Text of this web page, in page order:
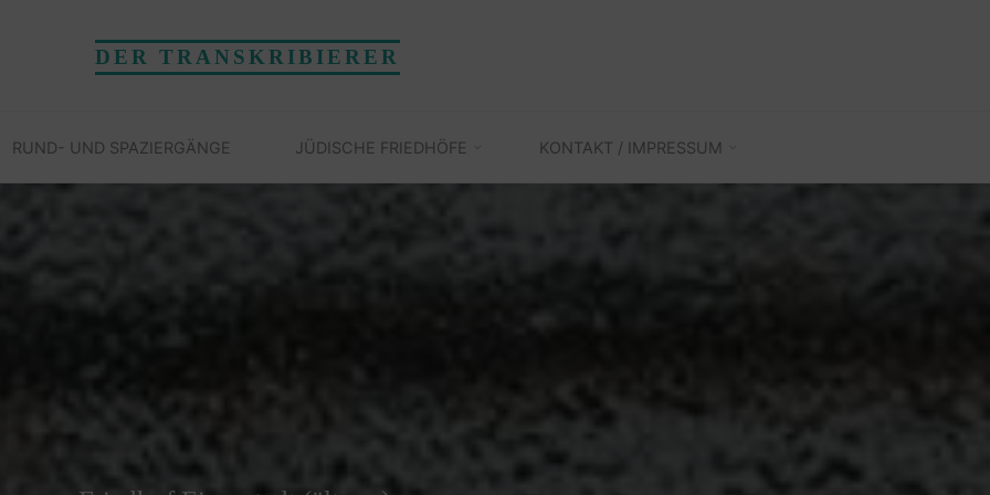
DER TRANSKRIBIERER
RUND- UND SPAZIERGÄNGE JÜDISCHE FRIEDHÖFE KONTAKT / IMPRESSUM